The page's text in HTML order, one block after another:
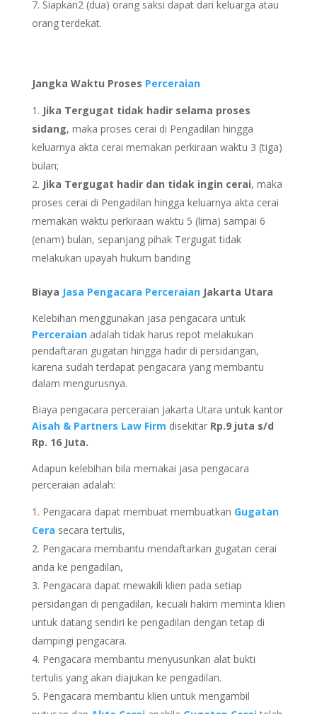
Siapkan2 (dua) orang saksi dapat dari keluarga atau
orang terdekat.
Jangka Waktu Proses Perceraian
Jika Tergugat tidak hadir selama proses
sidang, maka proses cerai di Pengadilan hingga
keluarnya akta cerai memakan perkiraan waktu 3 (tiga)
bulan;
Jika Tergugat hadir dan tidak ingin cerai, maka
proses cerai di Pengadilan hingga keluarnya akta cerai
memakan waktu perkiraan waktu 5 (lima) sampai 6
(enam) bulan, sepanjang pihak Tergugat tidak
melakukan upayah hukum banding
Biaya Jasa Pengacara PerceraianJakarta Utara
Kelebihan menggunakan jasa pengacara untuk
Perceraian adalah tidak harus repot melakukan
pendaftaran gugatan hingga hadir di persidangan,
karena sudah terdapat pengacara yang membantu
dalam mengurusnya.
Biaya pengacara perceraian Jakarta Utara untuk kantor
Aisah & Partners Law Firm disekitar Rp.9 juta s/d
Rp. 16 Juta.
Adapun kelebihan bila memakai jasa pengacara
perceraian adalah:
Pengacara dapat membuat membuatkan Gugatan
Cera secara tertulis,
Pengacara membantu mendaftarkan gugatan cerai
anda ke pengadilan,
Pengacara dapat mewakili klien pada setiap
persidangan di pengadilan, kecuali hakim meminta klien
untuk datang sendiri ke pengadilan dengan tetap di
dampingi pengacara.
Pengacara membantu menyusunkan alat bukti
tertulis yang akan diajukan ke pengadilan.
Pengacara membantu klien untuk mengambil